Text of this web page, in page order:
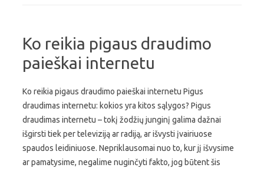
Ko reikia pigaus draudimo
paieškai internetu
Ko reikia pigaus draudimo paieškai internetu Pigus
draudimas internetu: kokios yra kitos sąlygos? Pigus
draudimas internetu – tokį žodžių junginį galima dažnai
išgirsti tiek per televiziją ar radiją, ar išvysti įvairiuose
spaudos leidiniuose. Nepriklausomai nuo to, kur jį išvysime
ar pamatysime, negalime nuginčyti fakto, jog būtent šis